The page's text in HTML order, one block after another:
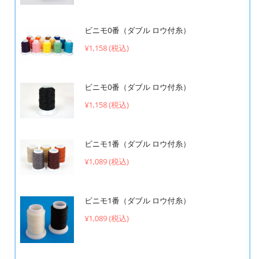
ビニモ0番（ダブル ロウ付糸）
¥1,158 (税込)
ビニモ0番（ダブル ロウ付糸）
¥1,158 (税込)
ビニモ1番（ダブル ロウ付糸）
¥1,089 (税込)
ビニモ1番（ダブル ロウ付糸）
¥1,089 (税込)